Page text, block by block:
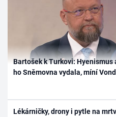
Bartošek k Turkovi:
ho Sněmovna vydala, míní
Lékárničky, drony i pytle na